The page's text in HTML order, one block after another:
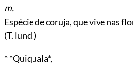
m.
Espécie de coruja, que vive nas
(T. lund.)
* *Quiquala*,